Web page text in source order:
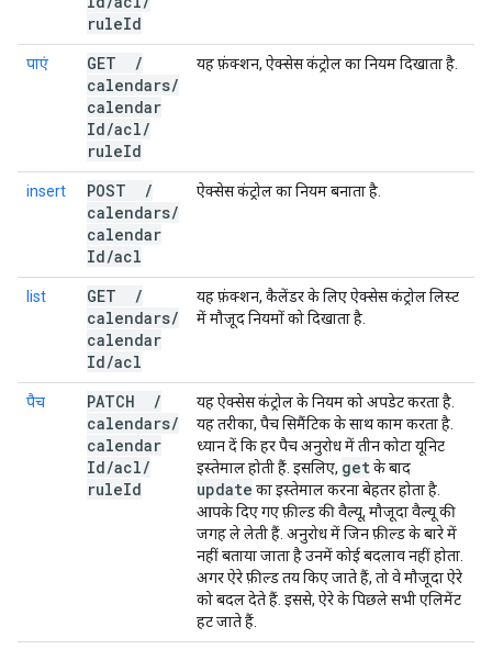
ruleId
पाएं GET
/
calendars/
calendar
Id/acl/
ruleId
यह फ़ंक्शन, ऐक्सेस कंट्रोल का नियम दिखाता है.
insert POST
/
calendars/
calendar
Id/acl
ऐक्सेस कंट्रोल का नियम बनाता है.
list GET
/
calendars/
calendar
Id/acl
यह फ़ंक्शन, कैलेंडर के लिए ऐक्सेस कंट्रोल लिस्ट
में मौजूद नियमों को दिखाता है.
पैच PATCH
/
calendars/
calendar
Id/acl/
ruleId
यह ऐक्सेस कंट्रोल के नियम को अपडेट करता है.
यह तरीका, पैच सिमैंटिक के साथ काम करता है.
ध्यान दें कि हर पैच अनुरोध में तीन कोटा यूनिट
इस्तेमाल होती हैं. इसलिए, getके बाद
update का इस्तेमाल करना बेहतर होता है.
आपके दिए गए फ़ील्ड की वैल्यू, मौजूदा वैल्यू की
जगह ले लेती हैं. अनुरोध में जिन फ़ील्ड के बारे में
नहीं बताया जाता है उनमें कोई बदलाव नहीं होता.
अगर ऐरे फ़ील्ड तय किए जाते हैं, तो वे मौजूदा ऐरे
को बदल देते हैं. इससे, ऐरे के पिछले सभी एलिमेंट
हट जाते हैं.